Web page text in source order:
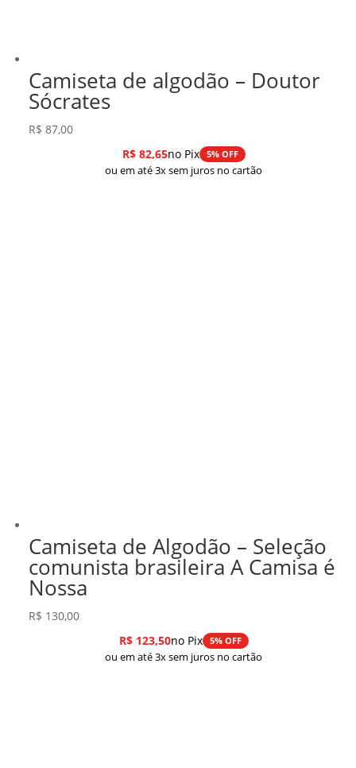
Camiseta de algodão – Doutor
Sócrates
R$ 87,00
R$82,65no Pix 5% OFF
ou em até 3x sem juros no cartão
Camiseta de Algodão – Seleção
comunista brasileira A Camisa é
Nossa
R$ 130,00
R$123,50no Pix 5% OFF
ou em até 3x sem juros no cartão